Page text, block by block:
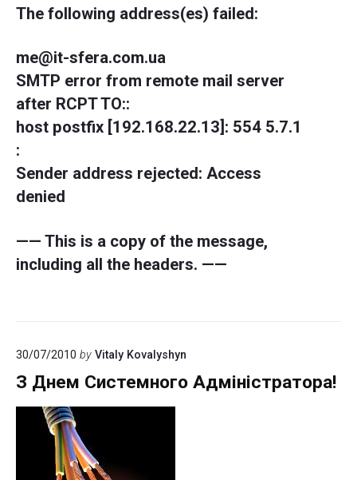
The following address(es) failed:
me@it-sfera.com.ua
SMTP error from remote mail server
after RCPT TO::
host postfix [192.168.22.13]: 554 5.7.1
:
Sender address rejected: Access
denied
—— This is a copy of the message,
including all the headers. ——
30/07/2010 by Vitaly Kovalyshyn
З Днем Системного Адміністратора!